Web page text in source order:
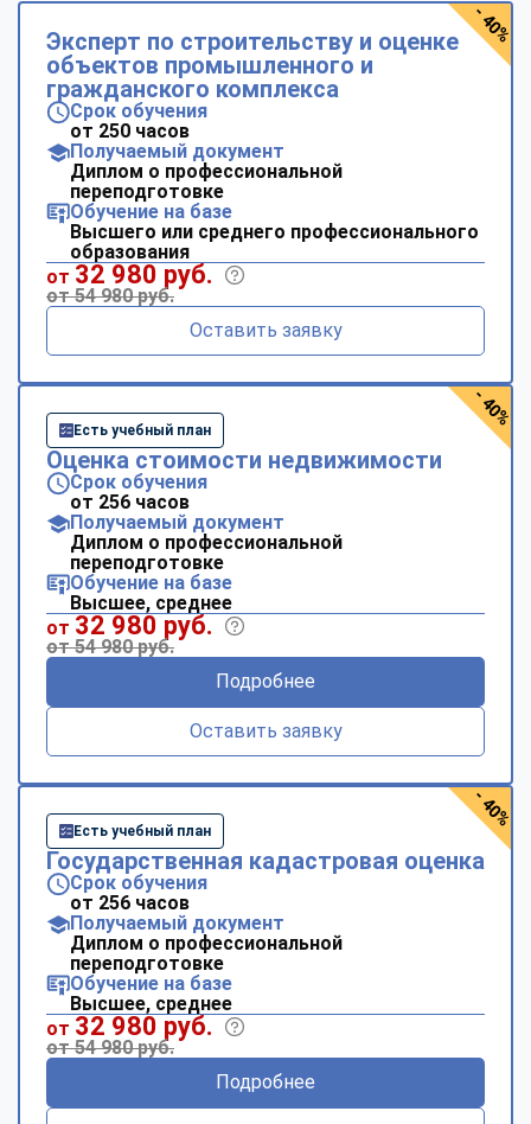
Эксперт по строительству и оценке
объектов промышленного и
гражданского комплекса
Срок обучения
от 250 часов
Получаемый документ
Диплом о профессиональной
переподготовке
Обучение на базе
Высшего или среднего профессионального
образования
от 32 980 руб.
от 54 980 руб.
Оставить заявку
- 40%
Есть учебный план
Оценка стоимости недвижимости
Срок обучения
от 256 часов
Получаемый документ
Диплом о профессиональной
переподготовке
Обучение на базе
Высшее, среднее
от 32 980 руб.
от 54 980 руб.
Подробнее
Оставить заявку
- 40%
Есть учебный план
Государственная кадастровая оценка
Срок обучения
от 256 часов
Получаемый документ
Диплом о профессиональной
переподготовке
Обучение на базе
Высшее, среднее
от 32 980 руб.
от 54 980 руб.
Подробнее
- 40%